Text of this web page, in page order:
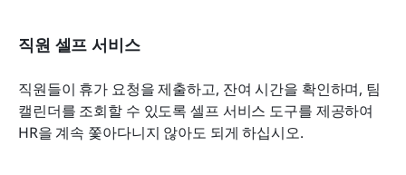
직원 셀프 서비스
직원들이 휴가 요청을 제출하고, 잔여 시간을 확인하며, 팀
캘린더를 조회할 수 있도록 셀프 서비스 도구를 제공하여
HR을 계속 쫓아다니지 않아도 되게 하십시오.